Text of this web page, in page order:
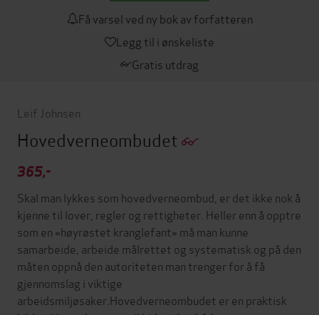
Få varsel ved ny bok av forfatteren
Legg til i ønskeliste
Gratis utdrag
Leif Johnsen
Hovedverneombudet
365,-
Skal man lykkes som hovedverneombud, er det ikke nok å
kjenne til lover, regler og rettigheter. Heller enn å opptre
som en «høyrøstet kranglefant» må man kunne
samarbeide, arbeide målrettet og systematisk og på den
måten oppnå den autoriteten man trenger for å få
gjennomslag i viktige
arbeidsmiljøsaker.Hovedverneombudet er en praktisk